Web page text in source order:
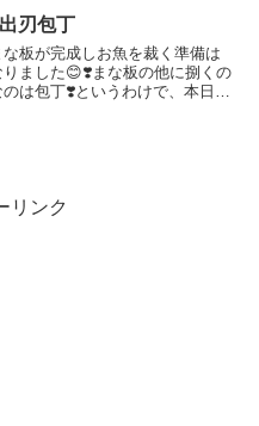
が海に反射して眩...
刃包丁
板が完成しお魚を裁く準備は
りました😊❣️まな板の他に捌くの
のは包丁❣️というわけで、本日は
リンク